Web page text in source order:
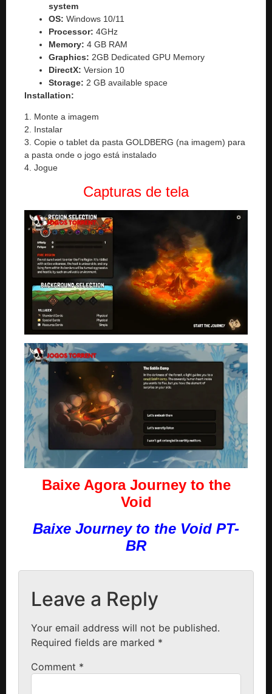
system
OS: Windows 10/11
Processor: 4GHz
Memory: 4 GB RAM
Graphics: 2GB Dedicated GPU Memory
DirectX: Version 10
Storage: 2 GB available space
Installation:
1. Monte a imagem
2. Instalar
3. Copie o tablet da pasta GOLDBERG (na imagem) para
a pasta onde o jogo está instalado
4. Jogue
Capturas de tela
Baixe Agora Journey to the
Void
Baixe Journey to the Void PT-
BR
Leave a Reply
Your email address will not be published.
Required fields are marked *
Comment *